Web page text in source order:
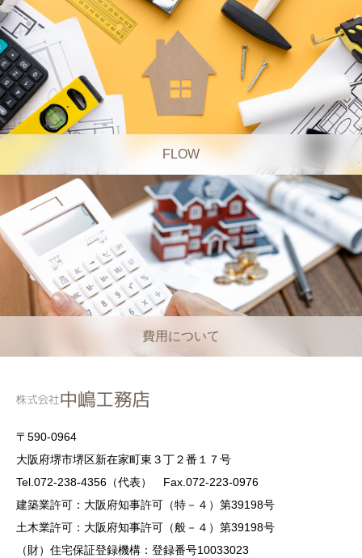
FLOW
費用について
〒590-0964
大阪府堺市堺区新在家町東３丁２番１７号
Tel.072-238-4356（代表） Fax.072-223-0976
建築業許可：大阪府知事許可（特－４）第39198号
土木業許可：大阪府知事許可（般－４）第39198号
（財）住宅保証登録機構：登録番号10033023